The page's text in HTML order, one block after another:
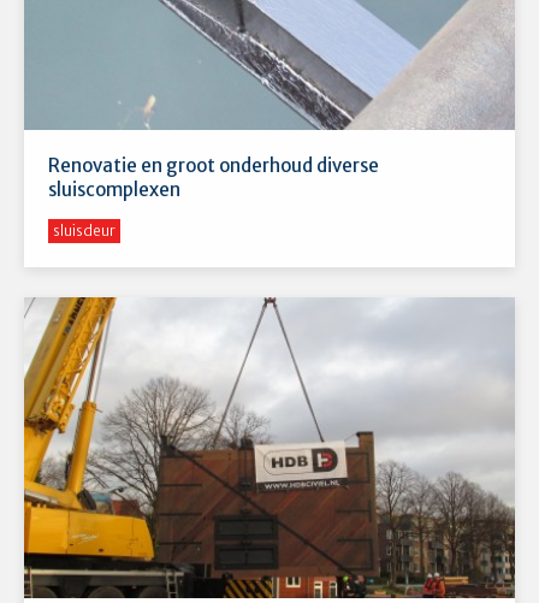
Renovatie en groot onderhoud diverse
sluiscomplexen
sluisdeur